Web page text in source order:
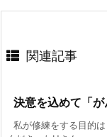
関連記事
決意を込めて「が
私が修練をする目的